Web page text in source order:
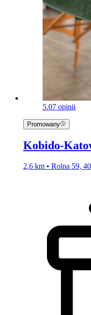
5.07 opinii
Promowany
Kobido-
2,6 km • Rolna 59,